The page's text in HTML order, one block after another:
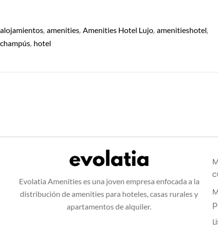
alojamientos, amenities, Amenities Hotel Lujo, amenitieshotel,
champús, hotel
Evolatia Amenities es una joven empresa enfocada a la
distribución de amenities para hoteles, casas rurales y
apartamentos de alquiler.